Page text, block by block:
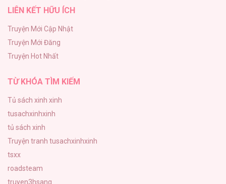
Mối Tình Thầm Kín
Căn Nhà Của Dị Nhân
56
LIÊN KẾT HỮU ÍCH
Truyện Mới Cập Nhật
Truyện Mới Đăng
Truyện Hot Nhất
TỪ KHÓA TÌM KIẾM
Tủ sách xinh xinh
tusachxinhxinh
tủ sách xinh
Truyện tranh tusachxinhxinh
tsxx
roadsteam
truyen3hsang